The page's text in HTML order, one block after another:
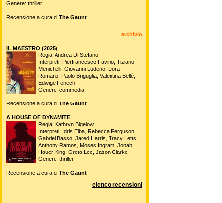
Genere: thriller
Recensione a cura di The Gaunt
archivio
IL MAESTRO (2025)
Regia: Andrea Di Stefano
Interpreti: Pierfrancesco Favino, Tiziano
Menichelli, Giovanni Ludeno, Dora
Romano, Paolo Briguglia, Valentina Bellè,
Edwige Fenech
Genere: commedia
Recensione a cura di The Gaunt
A HOUSE OF DYNAMITE
Regia: Kathryn Bigelow
Interpreti: Idris Elba, Rebecca Ferguson,
Gabriel Basso, Jared Harris, Tracy Letts,
Anthony Ramos, Moses Ingram, Jonah
Hauer-King, Greta Lee, Jason Clarke
Genere: thriller
Recensione a cura di The Gaunt
elenco recensioni